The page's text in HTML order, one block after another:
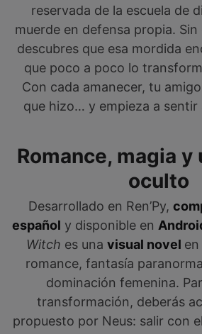
reservada de la escuela de
muerde en defensa propia.
descubres que esa mordida
que poco a poco lo
Con cada amanecer, tu
que hizo… y empieza a sentir
Romance, magia y
oculto
Desarrollado en Ren’Py,
español y disponible en
Witch es una visual novel
romance, fantasía
dominación femenina.
transformación, deberás
propuesto por Neus: salir con